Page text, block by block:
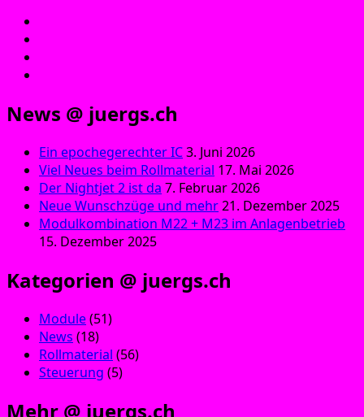
News @ juergs.ch
Ein epochegerechter IC3. Juni 2026
Viel Neues beim Rollmaterial 17. Mai 2026
Der Nightjet 2 ist da 7. Februar 2026
Neue Wunschzüge und mehr21. Dezember 2025
Modulkombination M22 + M23 im Anlagenbetrieb
15. Dezember 2025
Kategorien @ juergs.ch
Module(51)
News (18)
Rollmaterial (56)
Steuerung (5)
Mehr @ juergs.ch